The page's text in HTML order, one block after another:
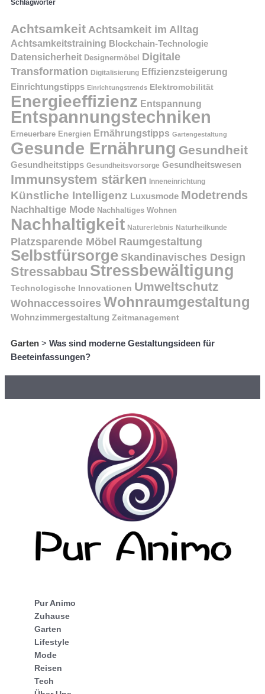
Schlagwörter
Achtsamkeit Achtsamkeit im Alltag
Achtsamkeitstraining Blockchain-Technologie
Datensicherheit Designermöbel
Digitale
Transformation Digitalisierung Effizienzsteigerung
Einrichtungstipps Einrichtungstrends Elektromobilität
Energieeffizienz Entspannung
Entspannungstechniken
Erneuerbare Energien Ernährungstipps Gartengestaltung
Gesunde Ernährung Gesundheit
Gesundheitstipps Gesundheitsvorsorge Gesundheitswesen
Immunsystem stärken Inneneinrichtung
Künstliche Intelligenz Luxusmode Modetrends
Nachhaltige Mode Nachhaltiges Wohnen
Nachhaltigkeit Naturerlebnis Naturheilkunde
Platzsparende Möbel Raumgestaltung
Selbstfürsorge Skandinavisches Design
Stressabbau Stressbewältigung
Technologische Innovationen Umweltschutz
Wohnaccessoires Wohnraumgestaltung
Wohnzimmergestaltung Zeitmanagement
Garten > Was sind moderne Gestaltungsideen für
Beeteinfassungen?
Pur Animo
Zuhause
Garten
Lifestyle
Mode
Reisen
Tech